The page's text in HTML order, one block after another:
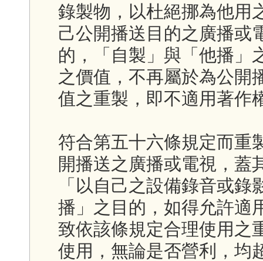
錄製物，以杜絕挪為他用
己公開播送目的之廣播或
的，「自製」與「他播」
之價值，不再屬於為公開
值之重製，即不適用著作
符合第五十六條規定而重
開播送之廣播或電視，蓋
「以自己之設備錄音或
播」之目的，如得允許適
致依該條規定合理使用之
使用，無論是否營利，均